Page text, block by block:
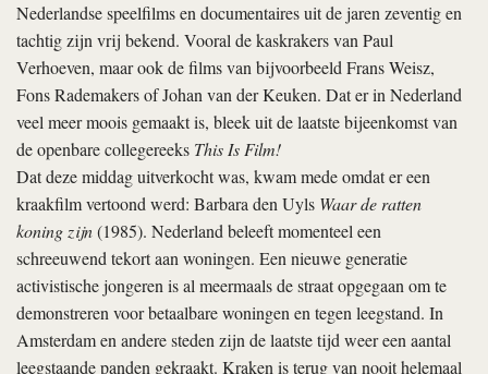
Nederlandse speelfilms en documentaires uit de jaren zeventig en
tachtig zijn vrij bekend. Vooral de kaskrakers van Paul
Verhoeven, maar ook de films van bijvoorbeeld Frans Weisz,
Fons Rademakers of Johan van der Keuken. Dat er in Nederland
veel meer moois gemaakt is, bleek uit de laatste bijeenkomst van
de openbare collegereeks This Is Film!
Dat deze middag uitverkocht was, kwam mede omdat er een
kraakfilm vertoond werd: Barbara den Uyls Waar de ratten
koning zijn(1985). Nederland beleeft momenteel een
schreeuwend tekort aan woningen. Een nieuwe generatie
activistische jongeren is al meermaals de straat opgegaan om te
demonstreren voor betaalbare woningen en tegen leegstand. In
Amsterdam en andere steden zijn de laatste tijd weer een aantal
leegstaande panden gekraakt. Kraken is terug van nooit helemaal